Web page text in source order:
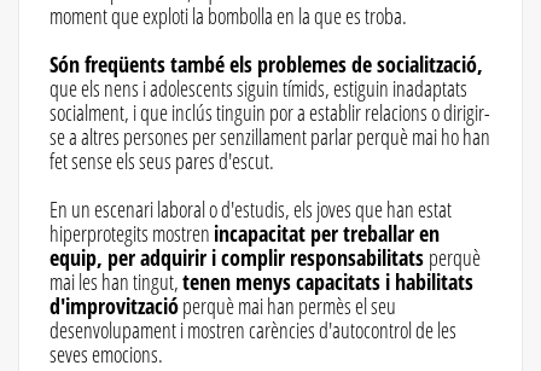
moment que exploti la bombolla en la que es troba.
Són freqüents també els problemes de socialització,
que els nens i adolescents siguin tímids, estiguin inadaptats
socialment, i que inclús tinguin por a establir relacions o dirigir-
se a altres persones per senzillament parlar perquè mai ho han
fet sense els seus pares d'escut.
En un escenari laboral o d'estudis, els joves que han estat
hiperprotegits mostren incapacitat per treballar en
equip, per adquirir i complir responsabilitats perquè
mai les han tingut,tenen menys capacitats i habilitats
d'improvitzacióperquè mai han permès el seu
desenvolupament i mostren carències d'autocontrol de les
seves emocions.